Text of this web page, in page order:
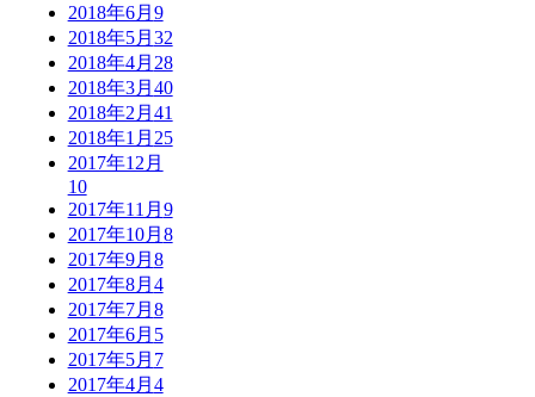
2018年6月 9
2018年5月 32
2018年4月 28
2018年3月 40
2018年2月 41
2018年1月 25
2017年12月
10
2017年11月 9
2017年10月 8
2017年9月 8
2017年8月 4
2017年7月 8
2017年6月 5
2017年5月 7
2017年4月 4